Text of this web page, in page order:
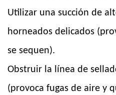
Utilizar una succión de
horneados delicados
se sequen).
Obstruir la línea de
(provoca fugas de aire y